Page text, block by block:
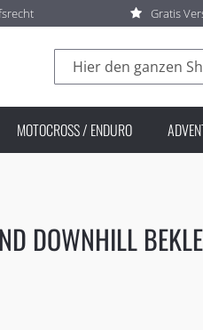
Gratis
Suche
MOTOCROSS / ENDURO
DOWNHILL